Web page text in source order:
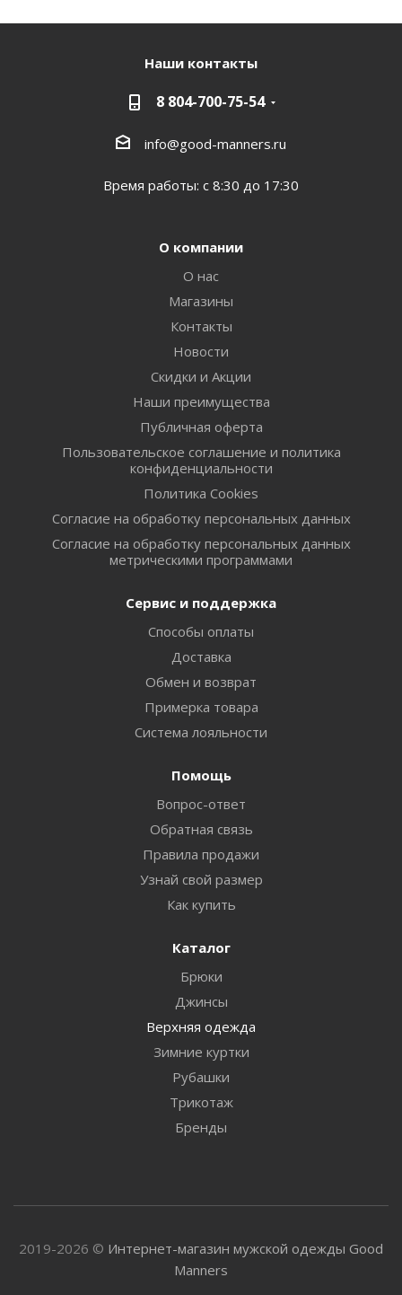
Наши контакты
8 804-700-75-54
info@good-manners.ru
Время работы: с 8:30 до 17:30
О компании
О нас
Магазины
Контакты
Новости
Скидки и Акции
Наши преимущества
Публичная оферта
Пользовательское соглашение и политика
конфиденциальности
Политика Cookies
Согласие на обработку персональных данных
Согласие на обработку персональных данных
метрическими программами
Сервис и поддержка
Способы оплаты
Доставка
Обмен и возврат
Примерка товара
Система лояльности
Помощь
Вопрос-ответ
Обратная связь
Правила продажи
Узнай свой размер
Как купить
Каталог
Брюки
Джинсы
Верхняя одежда
Зимние куртки
Рубашки
Трикотаж
Бренды
2019-2026 © Интернет-магазин мужской одежды Good
Manners